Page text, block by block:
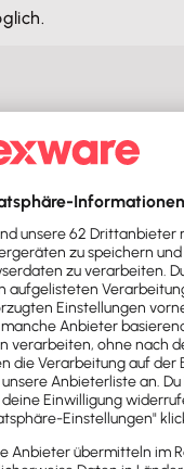
ohne
und